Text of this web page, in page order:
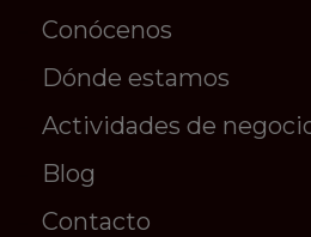
Conócenos
Dónde estamos
Actividades de
Blog
Contacto